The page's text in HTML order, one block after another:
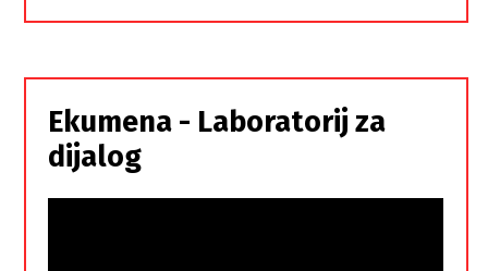
Hrvati
Srbi,
istorodna
braća
Ekumena - Laboratorij za
dijalog